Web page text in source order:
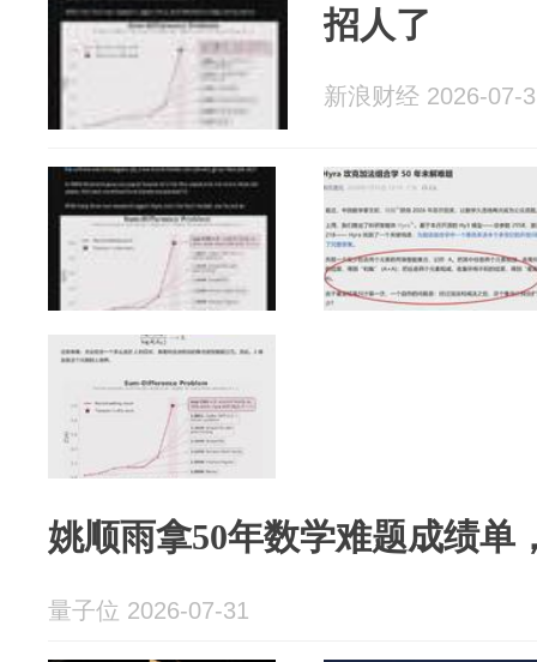
招人了
新浪财经 2026-07-
姚顺雨拿50年数学难题成绩单
量子位 2026-07-31